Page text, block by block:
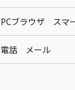
PCブラウザ スマ
電話 メール